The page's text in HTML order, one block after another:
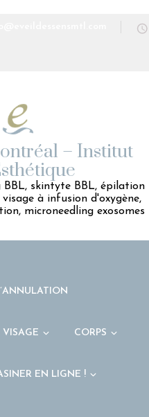
– Institut
BBL, skintyte BBL, épilation
à infusion d'oxygène,
microneedling exosomes
VISAGE CORPS
EN LIGNE !